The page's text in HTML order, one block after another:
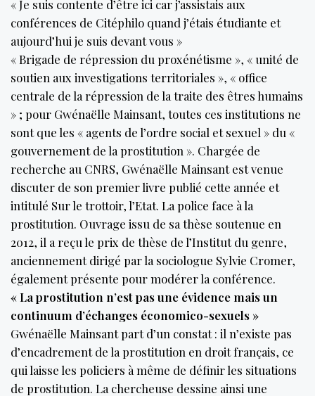
« Je suis contente d’être ici car j’assistais aux
conférences de Citéphilo quand j’étais étudiante et
aujourd’hui je suis devant vous »
« Brigade de répression du proxénétisme », « unité de
soutien aux investigations territoriales », « office
centrale de la répression de la traite des êtres humains
» ; pour Gwénaëlle Mainsant, toutes ces institutions ne
sont que les « agents de l’ordre social et sexuel » du «
gouvernement de la prostitution ». Chargée de
recherche au CNRS, Gwénaëlle Mainsant est venue
discuter de son premier livre publié cette année et
intitulé Sur le trottoir, l’Etat. La police face à la
prostitution. Ouvrage issu de sa thèse soutenue en
2012, il a reçu le prix de thèse de l’Institut du genre,
anciennement dirigé par la sociologue Sylvie Cromer,
également présente pour modérer la conférence.
« La prostitution n’est pas une évidence mais un
continuum d’échanges économico-sexuels »
Gwénaëlle Mainsant part d’un constat : il n’existe pas
d’encadrement de la prostitution en droit français, ce
qui laisse les policiers à même de définir les situations
de prostitution. La chercheuse dessine ainsi une